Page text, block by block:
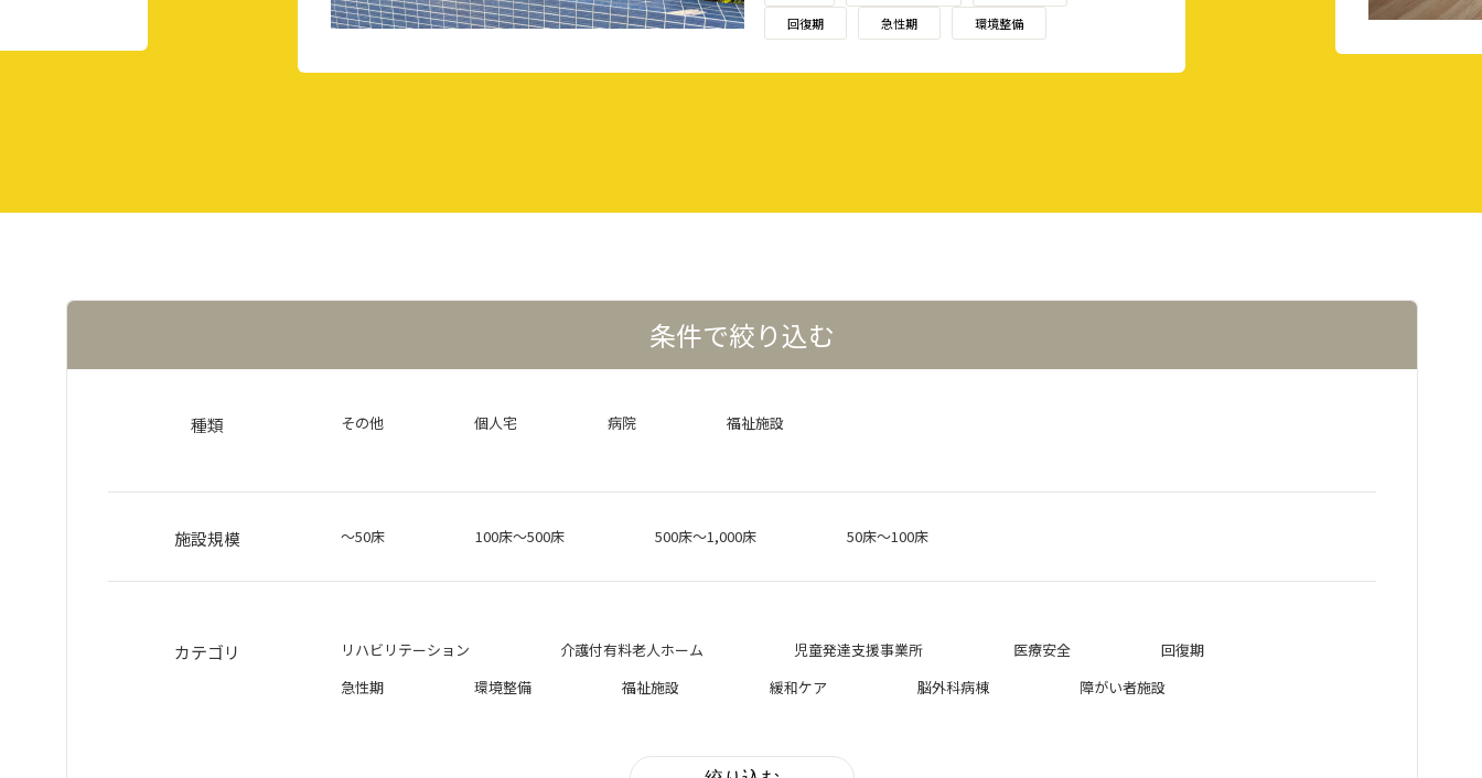
回復期
急性期 環境整備
条件で絞り込む
種類 その他 個人宅 病院 福祉施設
施設規模 〜50床 100床〜500床 500床〜1,000床 50床〜100床
カテゴリ リハビリテーション 介護付有料老人ホーム 児童発達支援事業所 医療安全
回復期
急性期
環境整備 福祉施設 緩和ケア 脳外科病棟 障がい者施設